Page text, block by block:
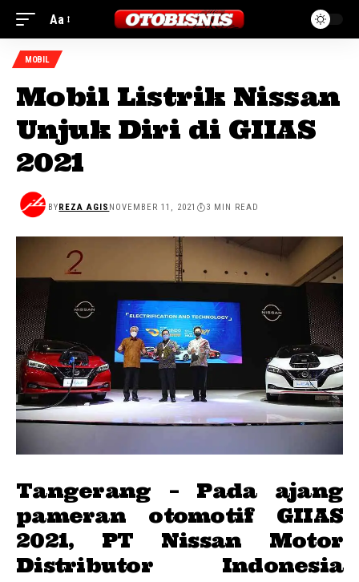
Aa
MOBIL
Mobil Listrik Nissan
Unjuk Diri di GIIAS
2021
BYREZA AGIS NOVEMBER 11, 2021 3 MIN READ
Tangerang – Pada ajang
pameran otomotif GIIAS
2021, PT Nissan Motor
Distributor Indonesia